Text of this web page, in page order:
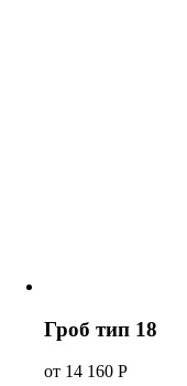
Гроб тип 18
от 14 160 Р